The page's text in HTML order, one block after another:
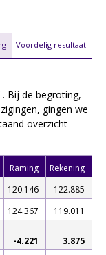
Voordelig resultaat
Bij de begroting,
gingen we
overzicht
Raming
Rekening
120.146
122.885
124.367
119.011
-4.221
3.875